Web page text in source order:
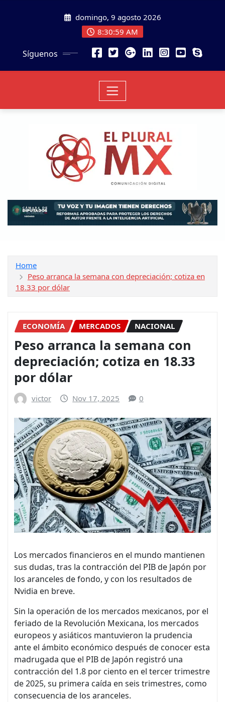
domingo, 9 agosto 2026
8:31:00 AM
Síguenos
Home
Peso arranca la semana con depreciación; cotiza en
18.33 por dólar
ECONOMÍA MERCADOS NACIONAL
Peso arranca la semana con
depreciación; cotiza en 18.33
por dólar
victor Nov 17, 2025 0
Los mercados financieros en el mundo mantienen
sus dudas, tras la contracción del PIB de Japón por
los aranceles de fondo, y con los resultados de
Nvidia en breve.
Sin la operación de los mercados mexicanos, por el
feriado de la Revolución Mexicana, los mercados
europeos y asiáticos mantuvieron la prudencia
ante el ámbito económico después de conocer esta
madrugada que el PIB de Japón registró una
contracción del 1.8 por ciento en el tercer trimestre
de 2025, su primera caída en seis trimestres, como
consecuencia de los aranceles.